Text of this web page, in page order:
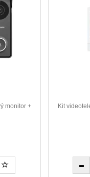
monitor +
Kit